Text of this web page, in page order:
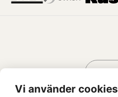
AV KREATÖRER
Vi använder cookies